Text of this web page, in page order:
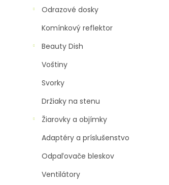
Odrazové dosky
Komínkový reflektor
Beauty Dish
Voštiny
Svorky
Držiaky na stenu
Žiarovky a objímky
Adaptéry a príslušenstvo
Odpaľovače bleskov
Ventilátory